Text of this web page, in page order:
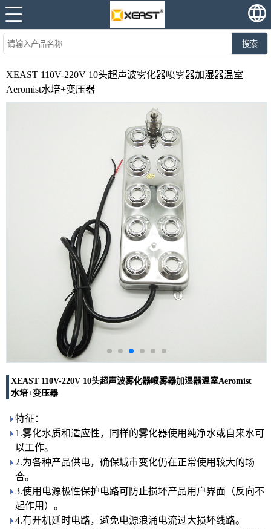
搜索
XEAST 110V-220V 10头超声波雾化器喷雾器加湿器温室
Aeromist水培+变压器
XEAST 110V-220V 10头超声波雾化器喷雾器加湿器温室Aeromist
水培+变压器
特征：
1.雾化水质和适应性，同样的雾化器使用纯净水或自来水可
以工作。
2.为各种产品供电，确保城市变化仍在正常使用较大的场
合。
3.使用电源极性保护电路可防止损坏产品用户界面（反向不
起作用）。
4.有开机延时电路，避免电源浪涌电流过大损坏线路。